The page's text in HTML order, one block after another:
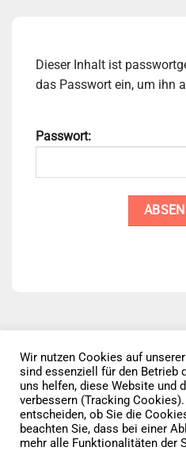
Dieser Inhalt ist
das Passwort ein, um ihn
Passwort:
Datenschutz
Vertrag
Wir nutzen Cookies auf
sind essenziell für den Betrieb
uns helfen, diese Website und
verbessern (Tracking
entscheiden, ob Sie die
beachten Sie, dass bei einer
mehr alle Funktionalitäten der